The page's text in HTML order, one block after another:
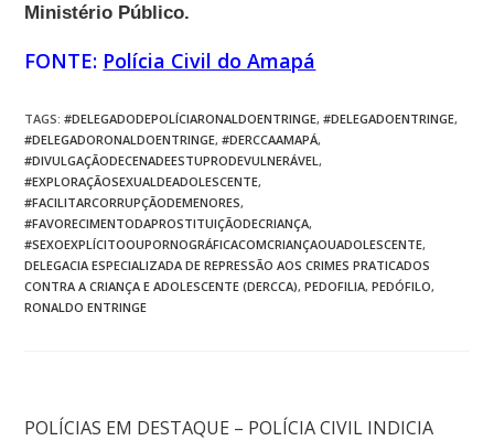
Ministério Público.
FONTE: Polícia Civil do Amapá
TAGS:#DELEGADODEPOLÍCIARONALDOENTRINGE, #DELEGADOENTRINGE,
#DELEGADORONALDOENTRINGE, #DERCCAAMAPÁ,
#DIVULGAÇÃODECENADEESTUPRODEVULNERÁVEL ,
#EXPLORAÇÃOSEXUALDEADOLESCENTE,
#FACILITARCORRUPÇÃODEMENORES,
#FAVORECIMENTODAPROSTITUIÇÃODECRIANÇA,
#SEXOEXPLÍCITOOUPORNOGRÁFICACOMCRIANÇAOUADOLESCENTE,
DELEGACIA ESPECIALIZADA DE REPRESSÃO AOS CRIMES PRATICADOS
CONTRA A CRIANÇA E ADOLESCENTE (DERCCA), PEDOFILIA, PEDÓFILO,
RONALDO ENTRINGE
POLÍCIAS EM DESTAQUE – POLÍCIA CIVIL INDICIA